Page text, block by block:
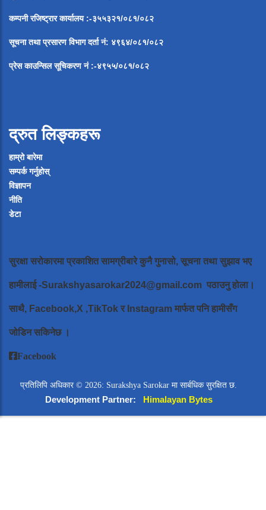
कम्पनी रजिष्ट्रार कार्यालय :-३५५३२१/०८१/०८२
सूचना तथा प्रसारण विभाग दर्ता नं: ४९६४/०८१/०८२
प्रेस काउन्सिल सूचिकरण नं:-४९५५/०८१/०८२
द्रुत लिङ्कहरू
हाम्रो बारेमा
सम्पर्क गर्नुहोस्
विज्ञापन
नीति
डेटा
सुरक्षा सरोकारमा प्रकाशित सामग्रीबारे कुनै गुनासो, सूचना तथा सुझाव भए
हामीलाई-Surakshyasarokar2024@gmail.com पठाउनु होला।
साथै, Facebook,X ,TikTok र Instagram मार्फत पनि हामीसँग
जोडिन सकिनेछ ।
Facebook
प्रतिलिपि अधिकार © 2026: Surakshya Sarokar मा सार्बधिक सुरक्षित छ.
Development Partner: Himalayan Bytes